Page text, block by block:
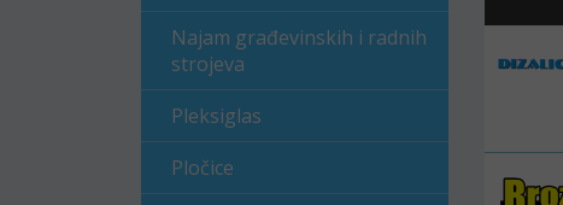
Najam građevinskih i radnih
strojeva
Pleksiglas
Pločice